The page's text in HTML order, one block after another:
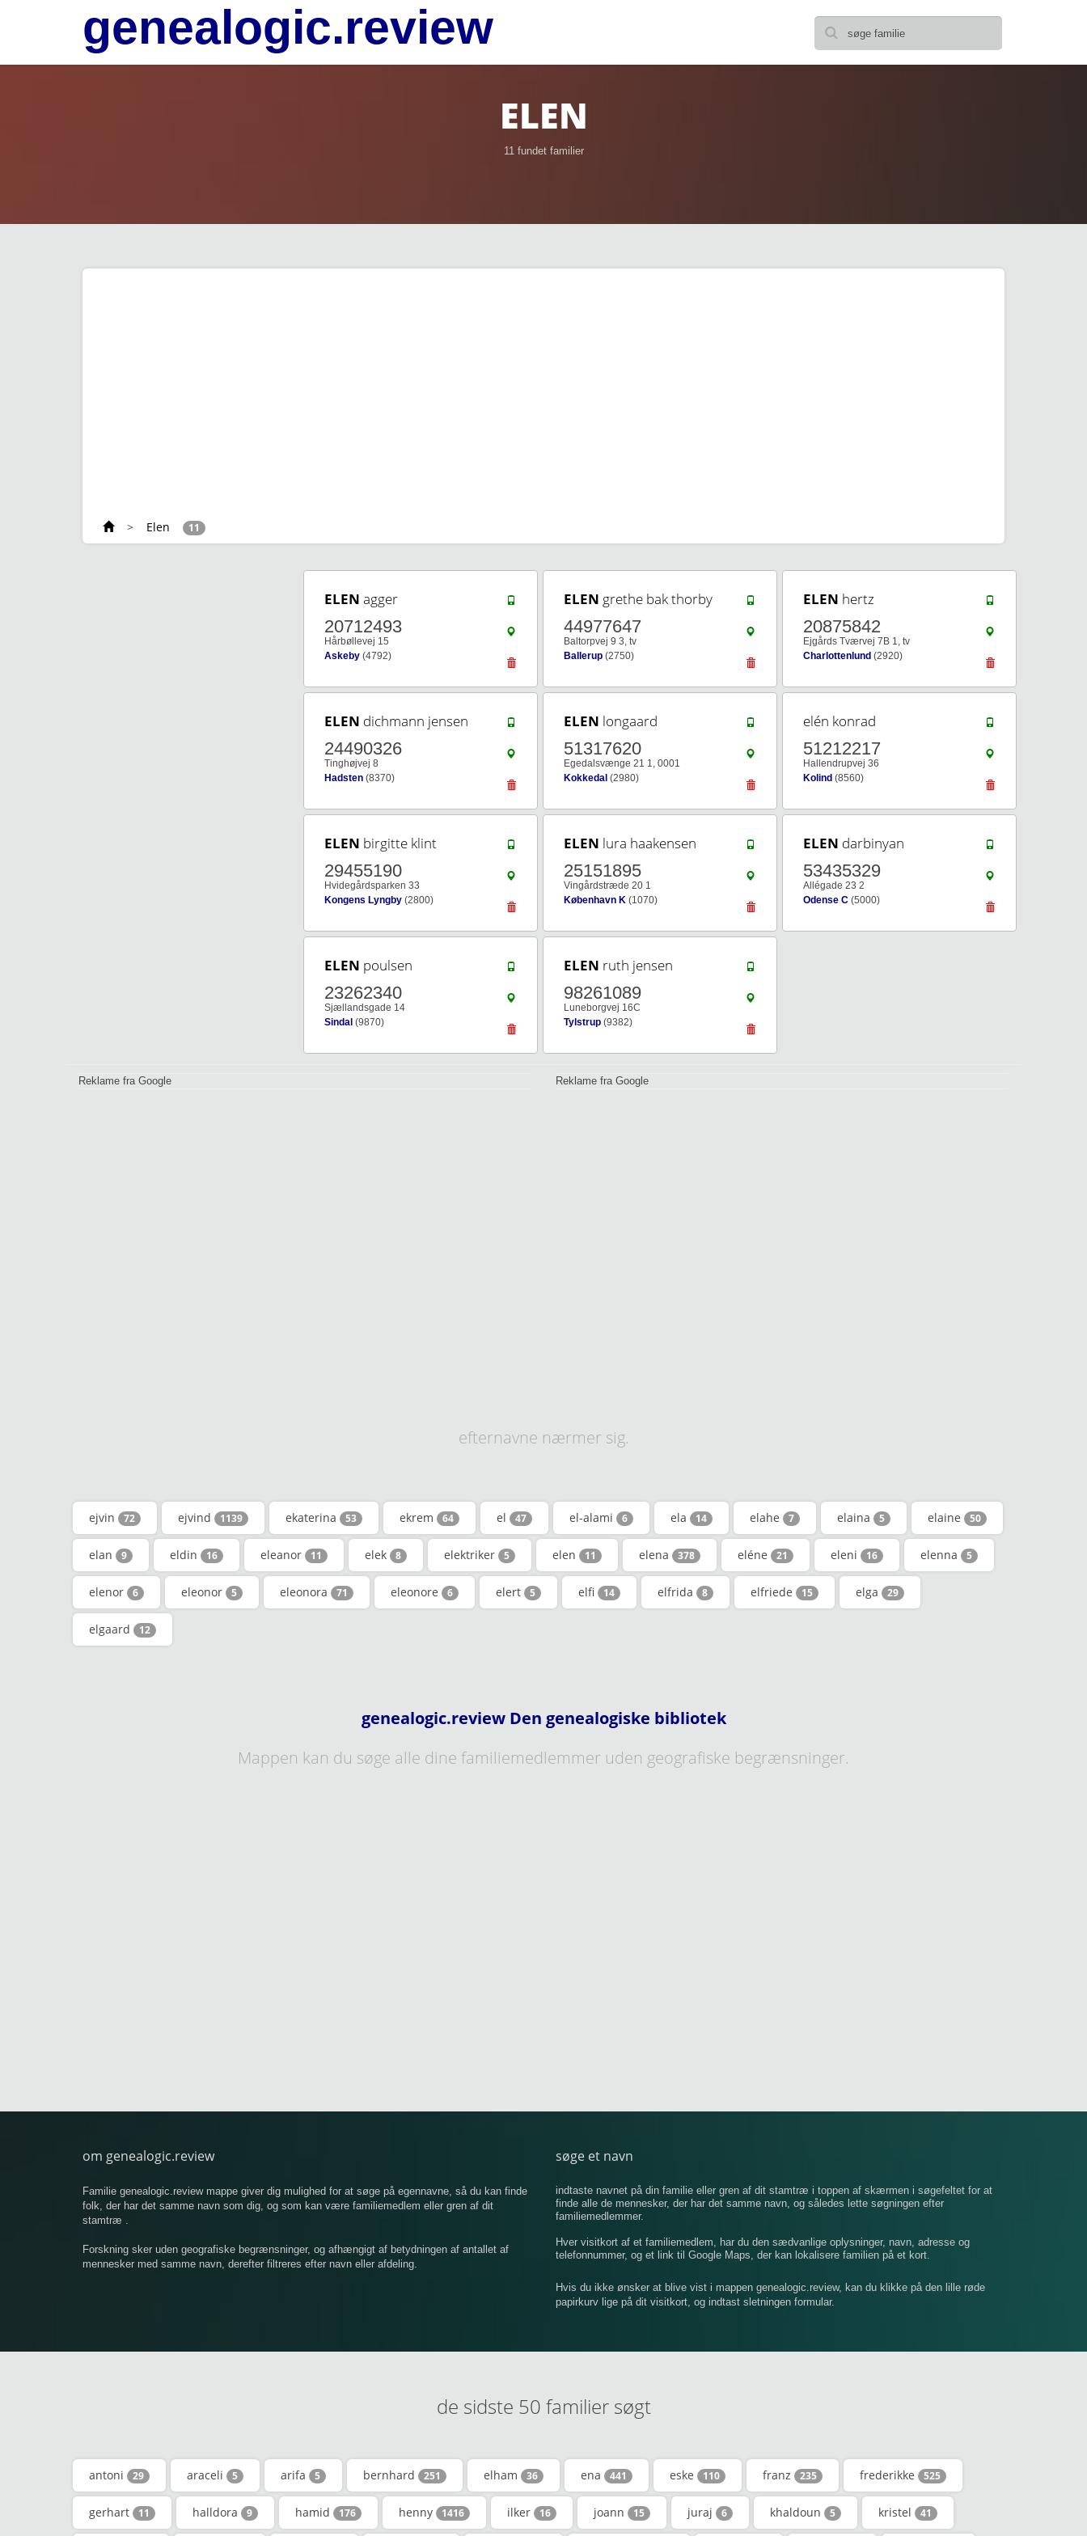
genealogic.review
ELEN
11 fundet familier
> Elen 11
ELEN agger
20712493
Hårbøllevej 15
Askeby (4792)
ELEN grethe bak thorby
44977647
Baltorpvej 9 3, tv
Ballerup (2750)
ELEN hertz
20875842
Ejgårds Tværvej 7B 1, tv
Charlottenlund (2920)
ELEN dichmann jensen
24490326
Tinghøjvej 8
Hadsten (8370)
ELEN longaard
51317620
Egedalsvænge 21 1, 0001
Kokkedal (2980)
elén konrad
51212217
Hallendrupvej 36
Kolind (8560)
ELEN birgitte klint
29455190
Hvidegårdsparken 33
Kongens Lyngby (2800)
ELEN lura haakensen
25151895
Vingårdstræde 20 1
København K (1070)
ELEN darbinyan
53435329
Allégade 23 2
Odense C (5000)
ELEN poulsen
23262340
Sjællandsgade 14
Sindal (9870)
ELEN ruth jensen
98261089
Luneborgvej 16C
Tylstrup (9382)
Reklame fra Google Reklame fra Google
efternavne nærmer sig.
ejvin 72 ejvind 1139 ekaterina 53 ekrem 64 el 47 el-alami 6 ela 14 elahe 7 elaina 5 elaine 50
elan 9 eldin 16 eleanor 11 elek 8 elektriker 5 elen 11 elena 378 eléne 21 eleni 16 elenna 5
elenor 6 eleonor 5 eleonora 71 eleonore 6 elert 5 elfi 14 elfrida 8 elfriede 15 elga 29
elgaard 12
genealogic.review Den genealogiske bibliotek
Mappen kan du søge alle dine familiemedlemmer uden geografiske begrænsninger.
om genealogic.review
Familie genealogic.review mappe giver dig mulighed for at søge på egennavne, så du kan finde
folk, der har det samme navn som dig, og som kan være familiemedlem eller gren af ​​dit
stamtræ .
Forskning sker uden geografiske begrænsninger, og afhængigt af betydningen af ​​antallet af
mennesker med samme navn, derefter filtreres efter navn eller afdeling.
søge et navn
indtaste navnet på din familie eller gren af ​​dit stamtræ i toppen af ​​skærmen i søgefeltet for at
finde alle de mennesker, der har det samme navn, og således lette søgningen efter
familiemedlemmer.
Hver visitkort af et familiemedlem, har du den sædvanlige oplysninger, navn, adresse og
telefonnummer, og et link til Google Maps, der kan lokalisere familien på et kort.
Hvis du ikke ønsker at blive vist i mappen genealogic.review, kan du klikke på den lille røde
papirkurv lige på dit visitkort, og indtast sletningen formular.
de sidste 50 familier søgt
antoni 29 araceli 5 arifa 5 bernhard 251 elham 36 ena 441 eske 110 franz 235 frederikke 525
gerhart 11 halldora 9 hamid 176 henny 1416 ilker 16 joann 15 juraj 6 khaldoun 5 kristel 41